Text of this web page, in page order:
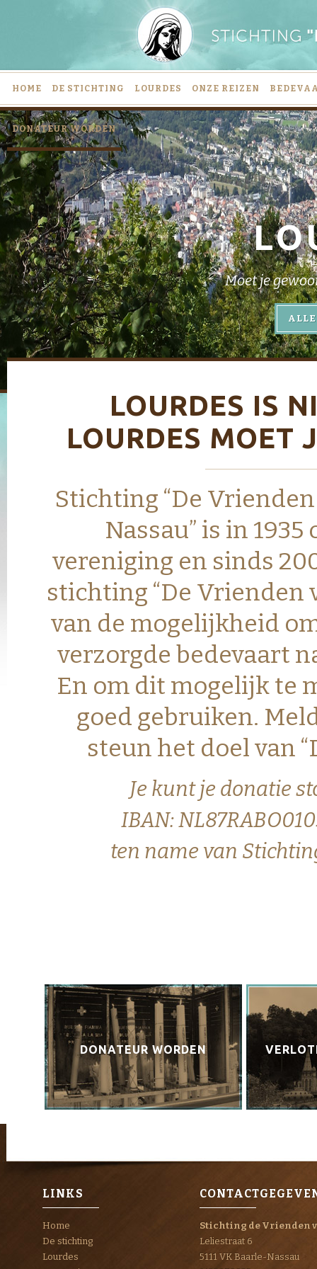
HOME DE STICHTING LOURDES ONZE REIZEN
DONATEUR WORDEN
Moet je
LOURDES IS
LOURDES MOET
Stichting “De
Nassau” is in
vereniging en sinds
stichting “De Vrienden
van de mogelijkheid
verzorgde bedevaart
En om dit mogelijk te
goed gebruiken.
steun het doel van
Je kunt je donatie
IBAN:
ten name van
DONATEUR WORDEN
LINKS
Home
De stichting
Lourdes
Stichting de Vrienden
Leliestraat 6
5111 VK Baarle-Nassau